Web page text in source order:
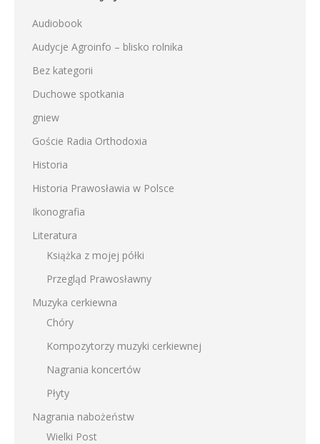
Audiobook
Audycje Agroinfo – blisko rolnika
Bez kategorii
Duchowe spotkania
gniew
Goście Radia Orthodoxia
Historia
Historia Prawosławia w Polsce
Ikonografia
Literatura
Książka z mojej półki
Przegląd Prawosławny
Muzyka cerkiewna
Chóry
Kompozytorzy muzyki cerkiewnej
Nagrania koncertów
Płyty
Nagrania nabożeństw
Wielki Post